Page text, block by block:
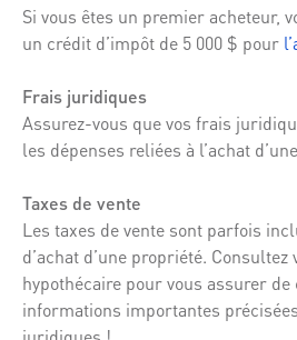
Si vous êtes un premier acheteur,
un crédit d’impôt de 5 000 $ pour
Frais juridiques
Assurez-vous que vos frais
les dépenses reliées à l’achat
Taxes de vente
Les taxes de vente sont parfois
d’achat d’une propriété.
hypothécaire pour vous assurer
informations importantes